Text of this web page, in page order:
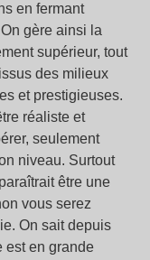
en fermant
gère ainsi la
supérieur, tout
des milieux
et prestigieuses.
réaliste et
seulement
niveau. Surtout
être une
vous serez
On sait depuis
est en grande